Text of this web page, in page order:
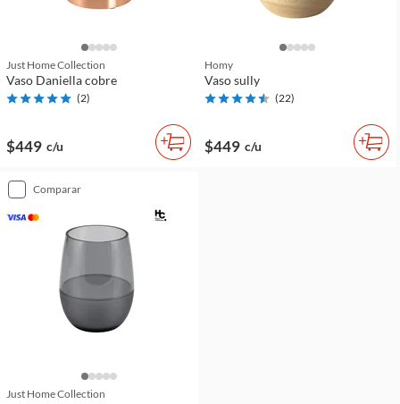
Just Home Collection
Vaso Daniella cobre
(2)
$449 c/u
Homy
Vaso sully
(22)
$449 c/u
comparar
Just Home Collection